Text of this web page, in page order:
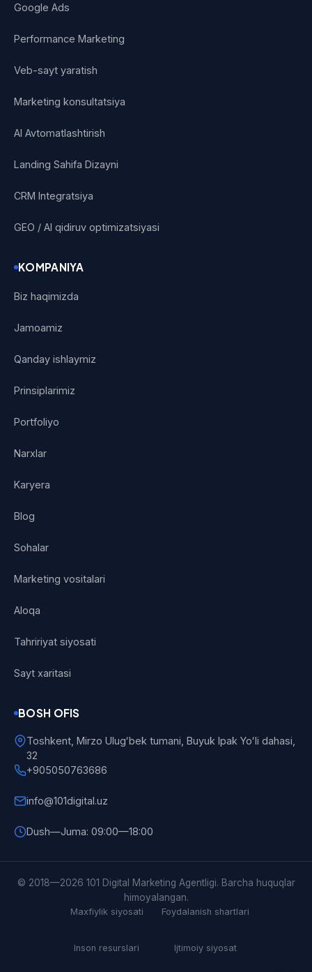
Google Ads
Performance Marketing
Veb-sayt yaratish
Marketing konsultatsiya
AI Avtomatlashtirish
Landing Sahifa Dizayni
CRM Integratsiya
GEO / AI qidiruv optimizatsiyasi
KOMPANIYA
Biz haqimizda
Jamoamiz
Qanday ishlaymiz
Prinsiplarimiz
Portfoliyo
Narxlar
Karyera
Blog
Sohalar
Marketing vositalari
Aloqa
Tahririyat siyosati
Sayt xaritasi
BOSH OFIS
Toshkent, Mirzo Ulugʻbek tumani, Buyuk Ipak Yoʻli dahasi,
32
+905050763686
info@101digital.uz
Dush—Juma: 09:00—18:00
© 2018—2026 101 Digital Marketing Agentligi. Barcha huquqlar
himoyalangan.
Maxfiylik siyosati Foydalanish shartlari
Inson resurslari Ijtimoiy siyosat
Online